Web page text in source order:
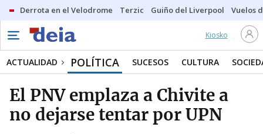
Derrota en el Velodrome Terzic Guiño del Liverpool Vuelos
Kiosko
ACTUALIDAD POLÍTICA SUCESOS CULTURA
El PNV emplaza a Chivite a
no dejarse tentar por UPN